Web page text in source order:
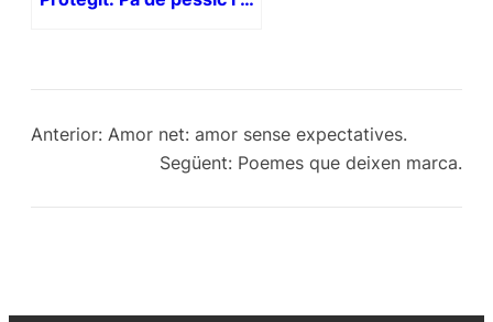
Anterior: Amor net: amor sense expectatives.
Següent: Poemes que deixen marca.